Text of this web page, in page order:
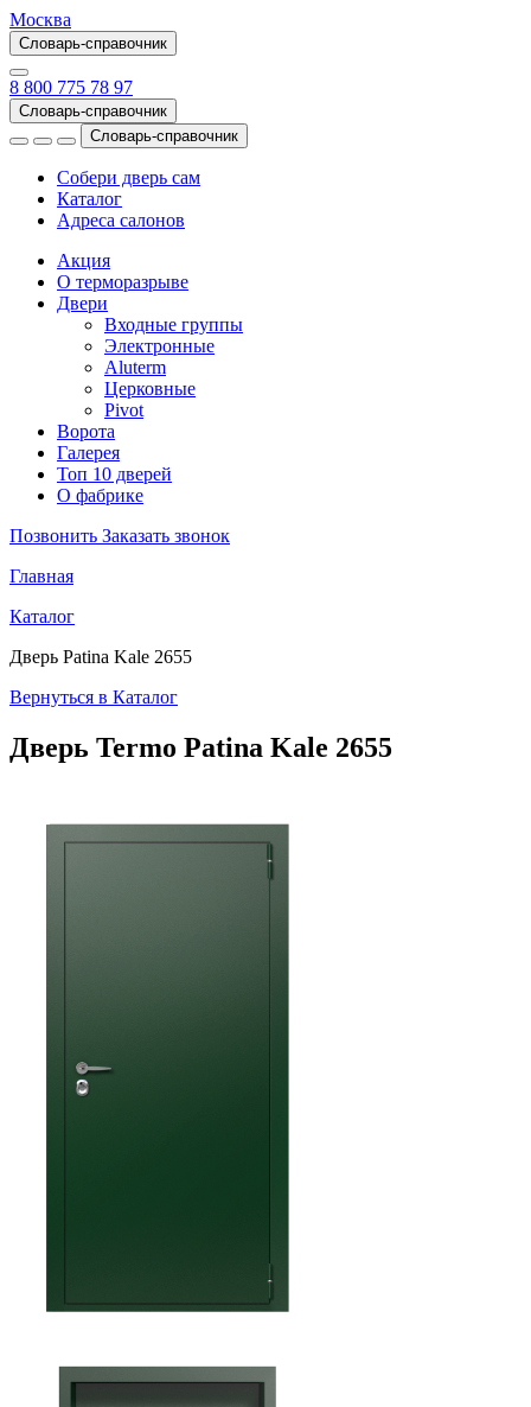
Москва
Словарь-справочник
8 800 775 78 97
Словарь-справочник
Словарь-справочник
Собери дверь сам
Каталог
Адреса салонов
Акция
О терморазрыве
Двери
Входные группы
Электронные
Aluterm
Церковные
Pivot
Ворота
Галерея
Топ 10 дверей
О фабрике
Позвонить Заказать звонок
Главная
Каталог
Дверь Patina Kale 2655
Вернуться в Каталог
Дверь Termo Patina Kale 2655